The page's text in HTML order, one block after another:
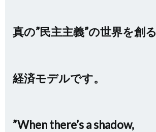
真の”民主主義”の世界を創る
経済モデルです。
”When there’s a shadow,